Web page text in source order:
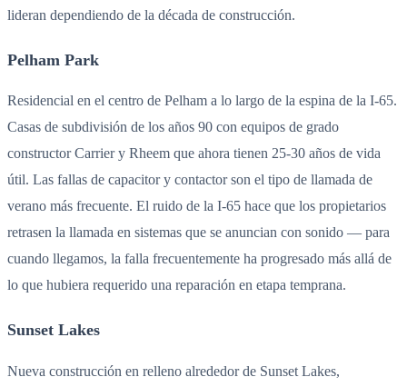
lideran dependiendo de la década de construcción.
Pelham Park
Residencial en el centro de Pelham a lo largo de la espina de la I-65.
Casas de subdivisión de los años 90 con equipos de grado
constructor Carrier y Rheem que ahora tienen 25-30 años de vida
útil. Las fallas de capacitor y contactor son el tipo de llamada de
verano más frecuente. El ruido de la I-65 hace que los propietarios
retrasen la llamada en sistemas que se anuncian con sonido — para
cuando llegamos, la falla frecuentemente ha progresado más allá de
lo que hubiera requerido una reparación en etapa temprana.
Sunset Lakes
Nueva construcción en relleno alrededor de Sunset Lakes,